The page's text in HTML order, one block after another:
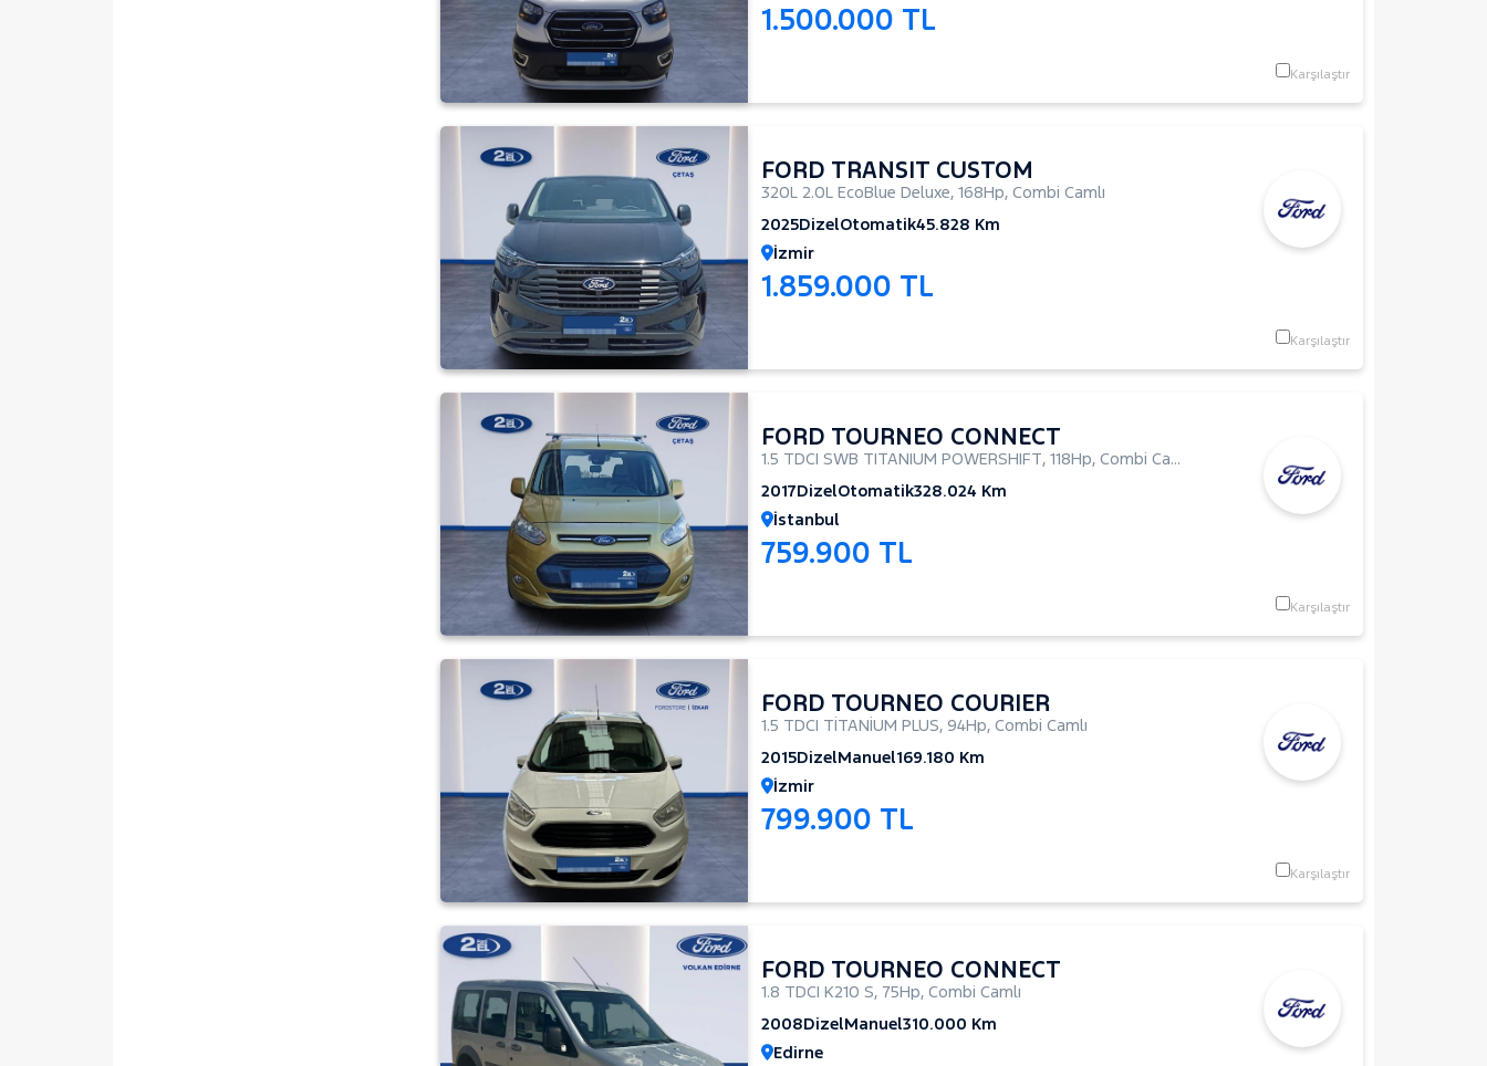
1.500.000 TL
Karşılaştır
FORD TRANSIT CUSTOM
320L 2.0L EcoBlue Deluxe, 168Hp, Combi Camlı
2025DizelOtomatik45.828 Km
İzmir
1.859.000 TL
Karşılaştır
FORD TOURNEO CONNECT
1.5 TDCI SWB TITANIUM POWERSHIFT, 118Hp, Combi Camlı
2017DizelOtomatik328.024 Km
İstanbul
759.900 TL
Karşılaştır
FORD TOURNEO COURIER
1.5 TDCI TİTANİUM PLUS, 94Hp, Combi Camlı
2015DizelManuel169.180 Km
İzmir
799.900 TL
Karşılaştır
FORD TOURNEO CONNECT
1.8 TDCI K210 S, 75Hp, Combi Camlı
2008DizelManuel310.000 Km
Edirne